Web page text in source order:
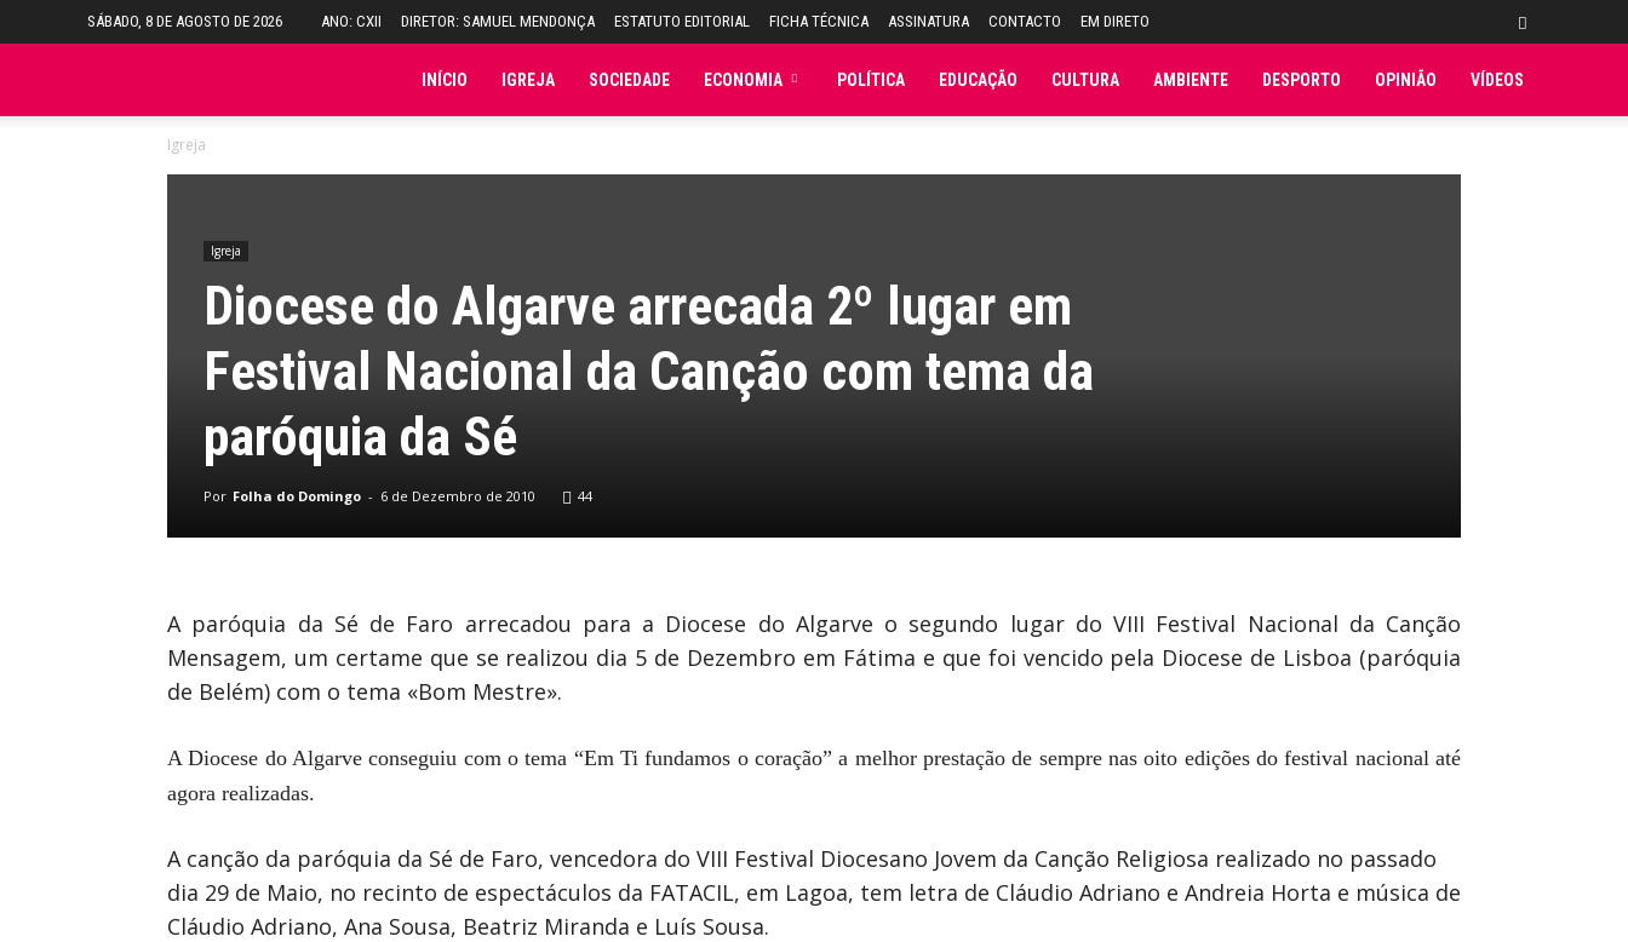
SÁBADO, 8 DE AGOSTO DE 2026 ANO: CXII DIRETOR: SAMUEL MENDONÇA ESTATUTO EDITORIAL FICHA TÉCNICA ASSINATURA CONTACTO EM DIRETO
INÍCIO IGREJA SOCIEDADE ECONOMIA POLÍTICA EDUCAÇÃO CULTURA AMBIENTE DESPORTO OPINIÃO VÍDEOS
Igreja
Igreja
Diocese do Algarve arrecada 2º lugar em
Festival Nacional da Canção com tema da
paróquia da Sé
Por Folha do Domingo - 6 de Dezembro de 2010 44
A paróquia da Sé de Faro arrecadou para a Diocese do Algarve o segundo lugar do VIII Festival Nacional da Canção
Mensagem, um certame que se realizou dia 5 de Dezembro em Fátima e que foi vencido pela Diocese de Lisboa (paróquia
de Belém) com o tema «Bom Mestre».
A Diocese do Algarve conseguiu com o tema “Em Ti fundamos o coração” a melhor prestação de sempre nas oito edições do festival nacional até
agora realizadas.
A canção da paróquia da Sé de Faro, vencedora do VIII Festival Diocesano Jovem da Canção Religiosa realizado no passado
dia 29 de Maio, no recinto de espectáculos da FATACIL, em Lagoa, tem letra de Cláudio Adriano e Andreia Horta e música de
Cláudio Adriano, Ana Sousa, Beatriz Miranda e Luís Sousa.